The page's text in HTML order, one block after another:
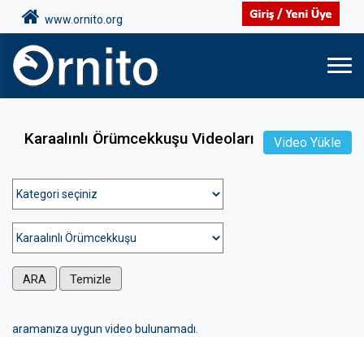
www.ornito.org
Karaalınlı Örümcekkuşu Videoları Video Yükle
ARA Temizle
aramanıza uygun video bulunamadı.